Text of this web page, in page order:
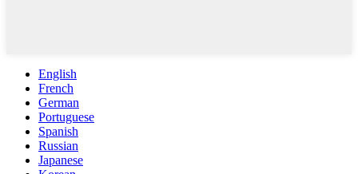
English
French
German
Portuguese
Spanish
Russian
Japanese